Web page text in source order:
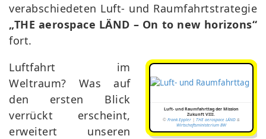
verabschiedeten Luft- und Raumfahrtstrategie
„THE aerospace LÄND – On to new horizons“
fort.
Luft- und Raumfahrttag der Mission
Zukunft VIII.
© Frank Eppler| THE aerospace LÄND&
Wirtschaftsministerium BW
Luftfahrt im
Weltraum? Was auf
den ersten Blick
verrückt erscheint,
erweitert unseren